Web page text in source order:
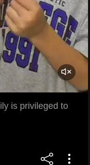
is privileged to